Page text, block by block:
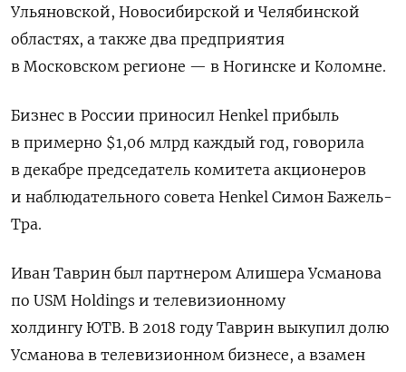
Ульяновской, Новосибирской и Челябинской
областях, а также два предприятия
в Московском регионе — в Ногинске и Коломне.
Бизнес в России приносил Henkel прибыль
в примерно $1,06 млрд каждый год, говорила
в декабре председатель комитета акционеров
и наблюдательного совета Henkel Симон Бажель-
Тра.
Иван Таврин был партнером Алишера Усманова
по USM Holdings и телевизионному
холдингу ЮТВ. В 2018 году Таврин выкупил долю
Усманова в телевизионном бизнесе, а взамен